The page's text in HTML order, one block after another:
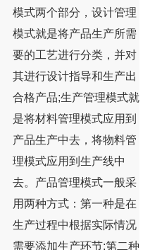
模式两个部分，设计管理
模式就是将产品生产所需
要的工艺进行分类，并对
其进行设计指导和生产出
合格产品;生产管理模式就
是将材料管理模式应用到
产品生产中去，将物料管
理模式应用到生产线中
去。产品管理模式一般采
用两种方式：第一种是在
生产过程中根据实际情况
需要添加生产环节;第二种